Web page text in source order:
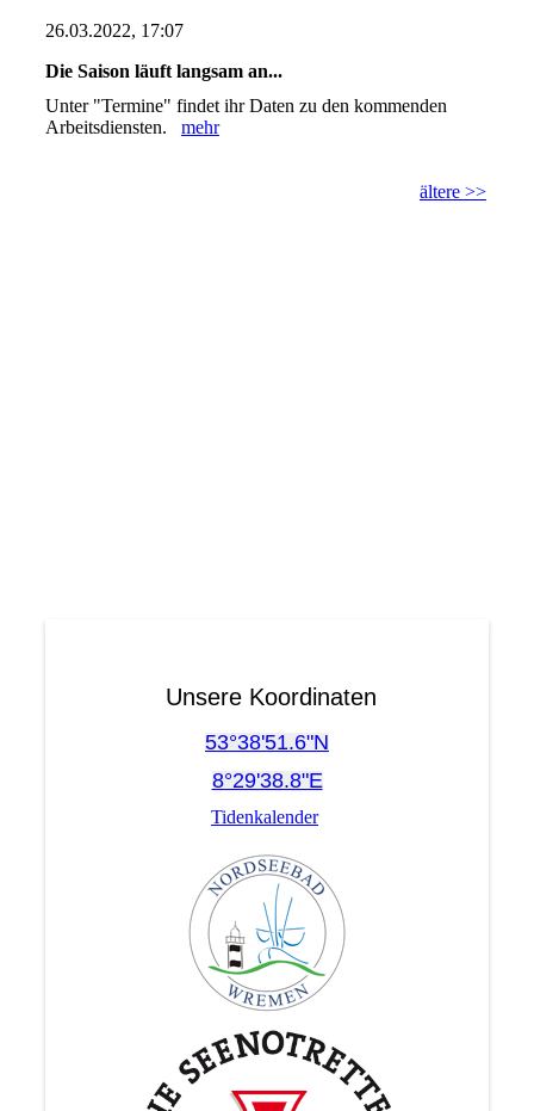
26.03.2022, 17:07
Die Saison läuft langsam an...
Unter "Termine" findet ihr Daten zu den kommenden
Arbeitsdiensten. mehr
ältere >>
Unsere Koordinaten
53°38'51.6"N
8°29'38.8"E
Tidenkalender